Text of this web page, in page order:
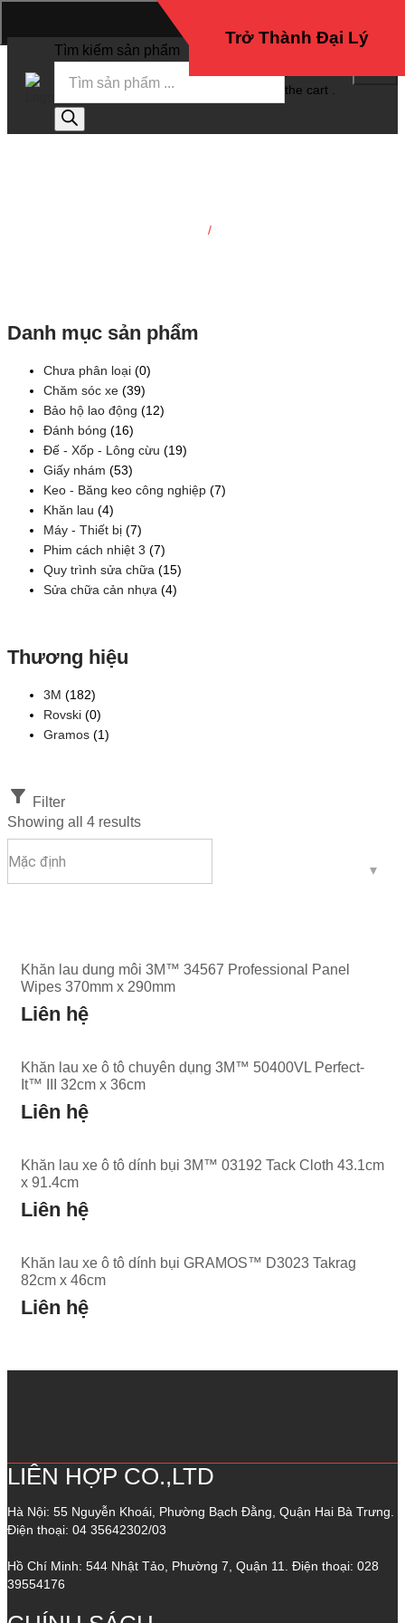
Trở thành đại lý
Tìm kiếm sản phẩm
the cart .
/
Danh mục sản phẩm
Chưa phân loại (0)
Chăm sóc xe (39)
Bảo hộ lao động (12)
Đánh bóng (16)
Đế - Xốp - Lông cừu (19)
Giấy nhám (53)
Keo - Băng keo công nghiệp (7)
Khăn lau (4)
Máy - Thiết bị (7)
Phim cách nhiệt 3 (7)
Quy trình sửa chữa (15)
Sửa chữa cản nhựa (4)
Thương hiệu
3M (182)
Rovski (0)
Gramos (1)
Filter
Showing all 4 results
Khăn lau dung môi 3M™ 34567 Professional Panel
Wipes 370mm x 290mm
Liên hệ
Khăn lau xe ô tô chuyên dụng 3M™ 50400VL Perfect-
It™ III 32cm x 36cm
Liên hệ
Khăn lau xe ô tô dính bụi 3M™ 03192 Tack Cloth 43.1cm
x 91.4cm
Liên hệ
Khăn lau xe ô tô dính bụi GRAMOS™ D3023 Takrag
82cm x 46cm
Liên hệ
LIÊN HỢP CO.,LTD
Hà Nội: 55 Nguyễn Khoái, Phường Bạch Đằng, Quận Hai Bà Trưng.
Điện thoại: 04 35642302/03
Hồ Chí Minh: 544 Nhật Tảo, Phường 7, Quận 11. Điện thoại: 028
39554176
Trở Thành Đại Lý